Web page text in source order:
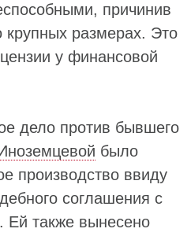
причинив
крупных размерах. Это
у финансовой
дело против бывшего
было
производство ввиду
соглашения с
Ей также вынесено